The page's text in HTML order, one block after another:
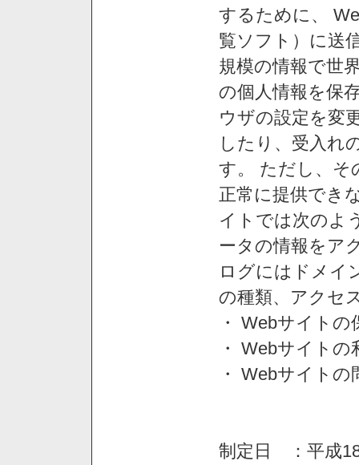
するために、
覧ソフト）に送
規模の情報で世
の個人情報を保
ウザの設定を変
したり、受入れ
す。 ただし、そ
正常に提供でき
イトでは次のよ
ータの情報をア
ログにはドメイ
の種類、アクセ
・ Webサイトの
・ Webサイト
・ Webサイト
制定日 ：平成